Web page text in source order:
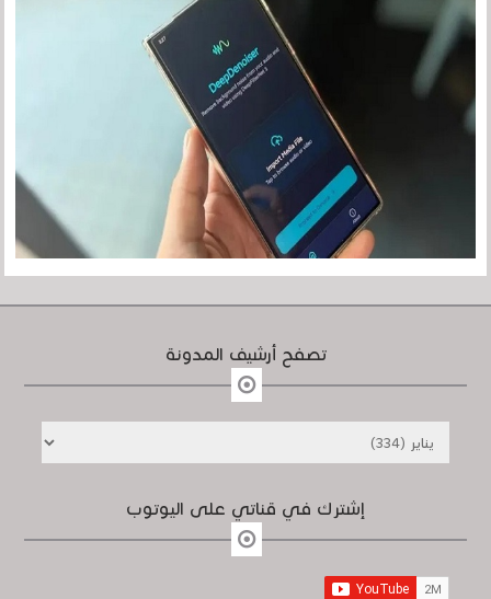
تصفح أرشيف المدونة
إشترك في قناتي على اليوتوب